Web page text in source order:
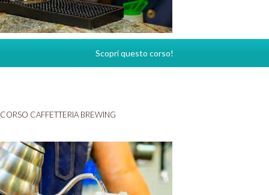
Scopri questo corso!
CORSO CAFFETTERIA BREWING